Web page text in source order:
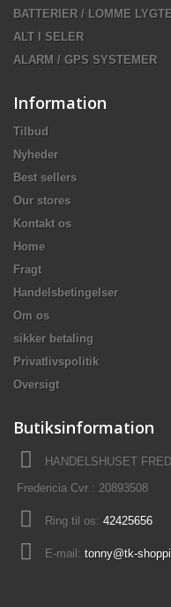
BATTERIER / LOMME
ALT I SELER
ALARM / GPS SYSTEMER
Information
Tilbud
Nyheder
Best sellers
Our stores
Kontakt os
Home
Fragt
Handelsbetingelser
Om os
sikker betaling
Privatlivspolitik
Oversigt
Butiksinformation
HANDELSHUSET
Fredericia Cvr : 20893508
Ring til os: 42425656
E-mail: tonny@tk-